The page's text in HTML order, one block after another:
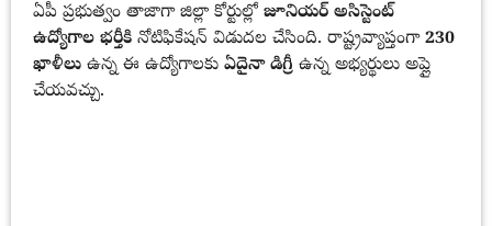
ఏపీ ప్రభుత్వం తాజాగా జిల్లా కోర్టుల్లో జూనియర్ అసిస్టెంట్
ఉద్యోగాల భర్తీకి నోటిఫికేషన్ విడుదల చేసింది. రాష్ట్రవ్యాప్తంగా230
ఖాళీలు ఉన్న ఈ ఉద్యోగాలకు ఏదైనా డిగ్రీ ఉన్న అభ్యర్థులు అప్లై
చేయవచ్చు.